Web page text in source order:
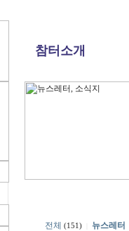
참터소개
전체 (151) 뉴스레터